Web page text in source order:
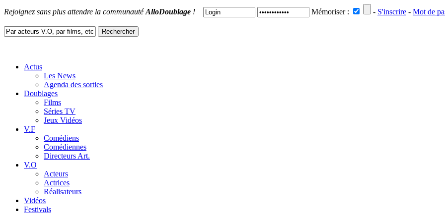
Rejoignez sans plus attendre la communautéAlloDoublage ! Mémoriser : - S'inscrire - Mot de
Actus
Les News
Agenda des sorties
Doublages
Films
Séries TV
Jeux Vidéos
V.F
Comédiens
Comédiennes
Directeurs Art.
V.O
Acteurs
Actrices
Réalisateurs
Vidéos
Festivals